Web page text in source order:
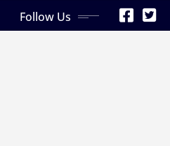
Follow Us